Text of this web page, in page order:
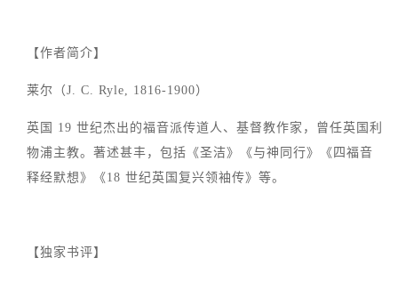
【作者简介】
莱尔（J. C. Ryle, 1816-1900）
英国 19 世纪杰出的福音派传道人、基督教作家，曾任英国利
物浦主教。著述甚丰，包括《圣洁》《与神同行》《四福音
释经默想》《18 世纪英国复兴领袖传》等。
【独家书评】